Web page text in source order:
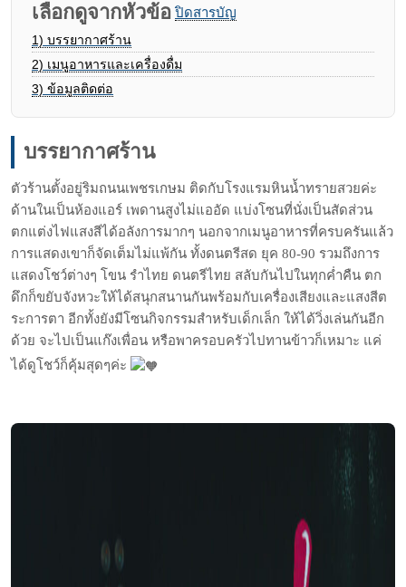
เลือกดูจากหัวข้อ ปิดสารบัญ
1) บรรยากาศร้าน
2) เมนูอาหารและเครื่องดื่ม
3) ข้อมูลติดต่อ
บรรยากาศร้าน
ตัวร้านตั้งอยู่ริมถนนเพชรเกษม ติดกับโรงแรมหินน้ำทรายสวยค่ะ
ด้านในเป็นห้องแอร์ เพดานสูงไม่แออัด แบ่งโซนที่นั่งเป็นสัดส่วน
ตกแต่งไฟแสงสีได้อลังการมากๆ นอกจากเมนูอาหารที่ครบครันแล้ว
การแสดงเขาก็จัดเต็มไม่แพ้กัน ทั้งดนตรีสด ยุค 80-90 รวมถึงการ
แสดงโชว์ต่างๆ โขน รำไทย ดนตรีไทย สลับกันไปในทุกค่ำคืน ตก
ดึกก็ขยับจังหวะให้ได้สนุกสนานกันพร้อมกับเครื่องเสียงและแสงสีต
ระการตา อีกทั้งยังมีโซนกิจกรรมสำหรับเด็กเล็ก ให้ได้วิ่งเล่นกันอีก
ด้วย จะไปเป็นแก๊งเพื่อน หรือพาครอบครัวไปทานข้าวก็เหมาะ แค่
ได้ดูโชว์ก็คุ้มสุดๆค่ะ